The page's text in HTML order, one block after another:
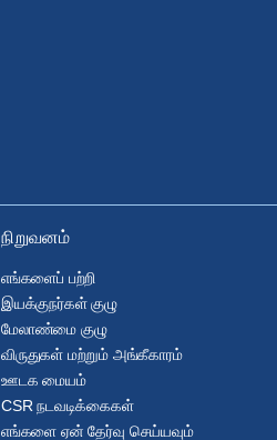
நிறுவனம்
எங்களைப் பற்றி
இயக்குநர்கள் குழு
மேலாண்மை குழு
விருதுகள் மற்றும் அங்கீகாரம்
ஊடக மையம்
CSR நடவடிக்கைகள்
எங்களை ஏன் தேர்வு செய்யவும்